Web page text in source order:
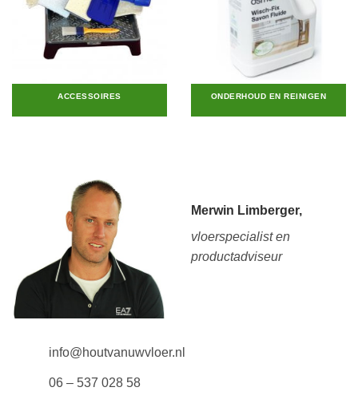
ACCESSOIRES ONDERHOUD EN REINIGEN
Merwin Limberger,
vloerspecialist en
productadviseur
info@houtvanuwvloer.nl
06 – 537 028 58